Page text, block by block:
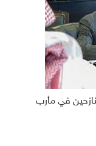
في مأرب